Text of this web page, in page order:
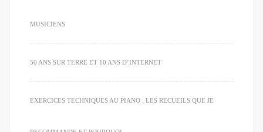
MUSICIENS
50 ANS SUR TERRE ET 10 ANS D’INTERNET
EXERCICES TECHNIQUES AU PIANO : LES RECUEILS QUE JE